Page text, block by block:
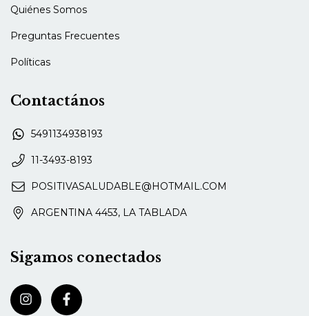
Quiénes Somos
Preguntas Frecuentes
Políticas
Contactános
5491134938193
11-3493-8193
POSITIVASALUDABLE@HOTMAIL.COM
ARGENTINA 4453, LA TABLADA
Sigamos conectados